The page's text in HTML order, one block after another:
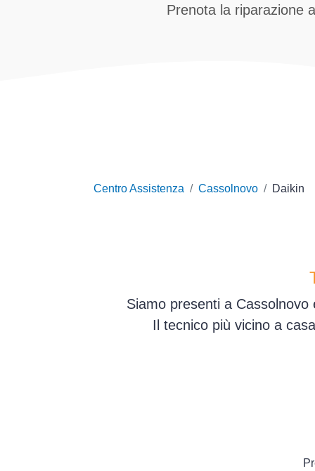
Prenota la riparazione
Centro Assistenza Cassolnovo Daikin
Siamo presenti a
Il tecnico più vicino a